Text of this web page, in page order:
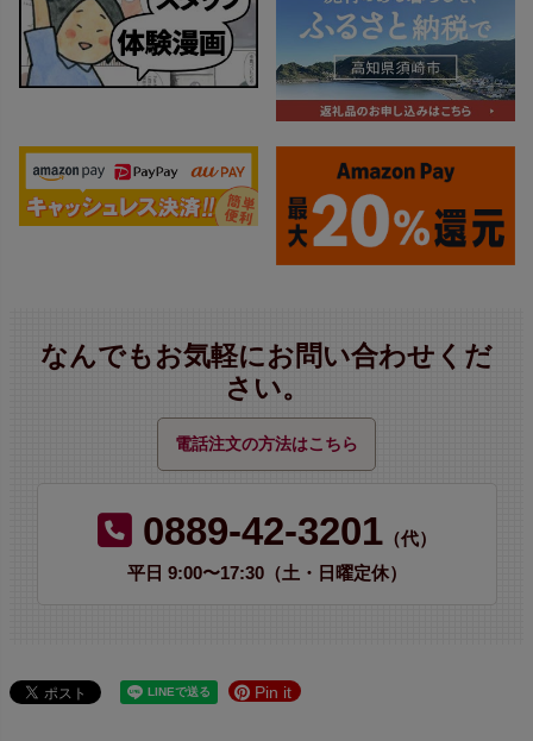
なんでもお気軽にお問い合わせくだ
さい。
電話注文の方法はこちら
0889-42-3201（代）
平日 9:00〜17:30（土・日曜定休）
Pin it